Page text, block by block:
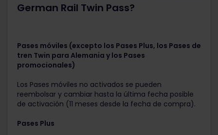
German Rail Twin Pass?
Pases móviles (excepto los Pases Plus, los Pases de
tren Twin para Alemania y los Pases
promocionales)
Los Pases móviles no activados se pueden
reembolsar y cambiar hasta la última fecha posible
de activación (11 meses desde la fecha de compra).
Pases Plus